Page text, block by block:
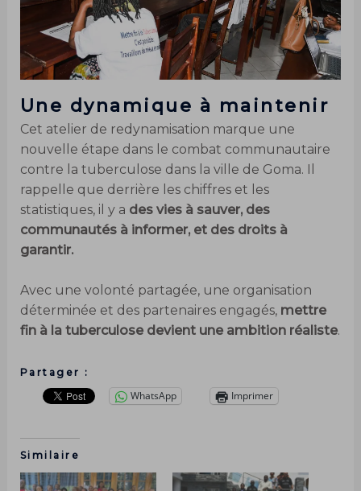
Une dynamique à maintenir
Cet atelier de redynamisation marque une
nouvelle étape dans le combat communautaire
contre la tuberculose dans la ville de Goma. Il
rappelle que derrière les chiffres et les
statistiques, il y a des vies à sauver, des
communautés à informer, et des droits à
garantir.
Avec une volonté partagée, une organisation
déterminée et des partenaires engagés, mettre
fin à la tuberculose devient une ambition réaliste.
Partager :
WhatsApp Imprimer
Similaire